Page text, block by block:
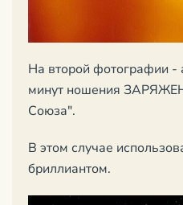
На второй фотографии -
минут ношения
Союза".
В этом случае
бриллиантом.